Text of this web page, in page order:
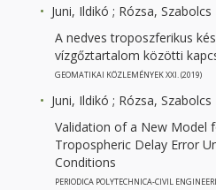
Juni, Ildikó ; Rózsa, Szabolcs
A nedves troposzferikus
vízgőztartalom közötti
GEOMATIKAI KÖZLEMÉNYEK XXI. (2019)
Juni, Ildikó ; Rózsa, Szabolcs
Validation of a New Model
Tropospheric Delay Error
Conditions
PERIODICA POLYTECHNICA-CIVIL